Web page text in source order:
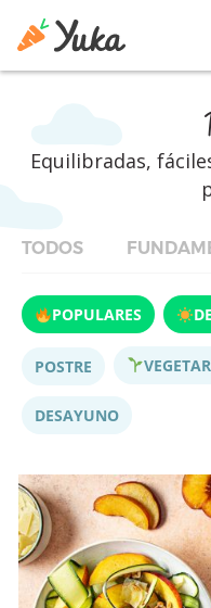
Equilibradas,
TODOS
POPULARES
POSTRE
DESAYUNO